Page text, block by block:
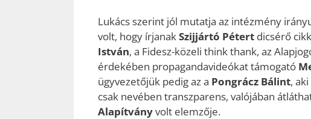
Lukács szerint jól mutatja az intézmény
volt, hogy írjanakSzijjártó Pétert dicsérő
István, a Fidesz-közeli think thank, az
érdekében propagandavideókat támogató
ügyvezetőjük pedig az a Pongrácz Bálint,
csak nevében transzparens, valójában
Alapítványvolt elemzője.